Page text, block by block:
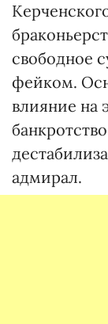
свободное
фейком.
влияние на
адмирал.